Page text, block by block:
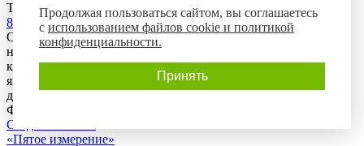
Телефон горячей линии
8-800-700-8788
Обращаем Ваше внимание на то, что данный интернет-сайт
носит исключительно информационный характер и ни при
каких условиях предложения, размещенные на нем, не
являются публичной офертой, определяемой положениями
действующего гражданского законодательства Российской
Федерации.
Создание сайта:
«Пятое измерение»
Продолжая пользоваться сайтом, вы соглашаетесь
с использованием файлов cookie и политикой
конфиденциальности.
Принять